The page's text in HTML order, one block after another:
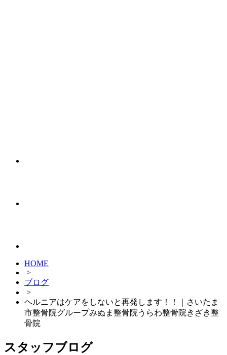
HOME
>
ブログ
>
ヘルニアはケアをしないと再発します！！｜さいたま
市整骨院グループみぬま整骨院うらわ整骨院きざき整
骨院
スタッフブログ